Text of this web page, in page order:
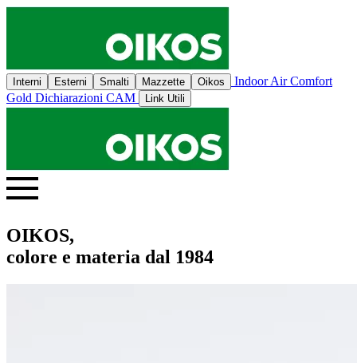
Interni Esterni Smalti Mazzette Oikos
Indoor Air Comfort
Gold Dichiarazioni CAM Link Utili
OIKOS,
colore e materia dal 1984